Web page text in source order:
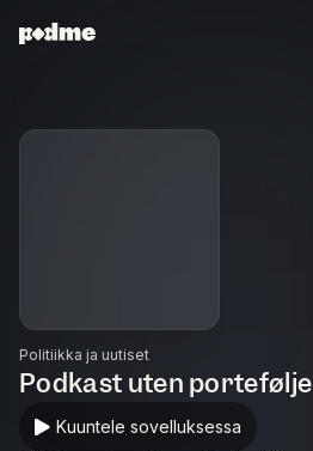
Politiikka ja uutiset
Podkast uten portefølje
Kuuntele sovelluksessa